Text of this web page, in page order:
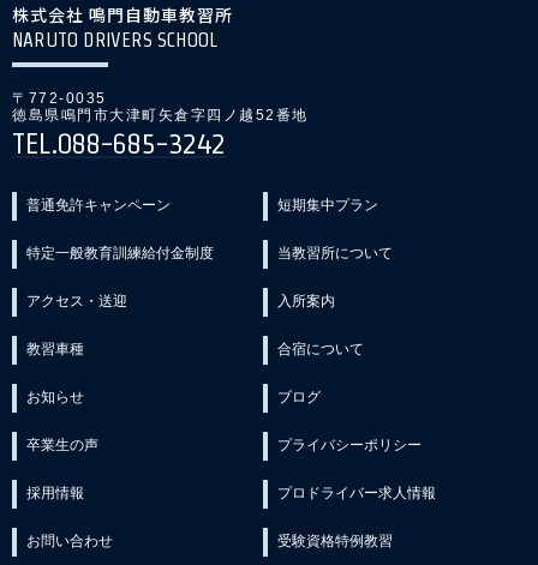
株式会社 鳴門自動車教習所
NARUTO DRIVERS SCHOOL
〒772-0035
徳島県鳴門市大津町矢倉字四ノ越52番地
TEL.088-685-3242
普通免許キャンペーン 短期集中プラン
特定一般教育訓練給付金制度 当教習所について
アクセス・送迎 入所案内
教習車種 合宿について
お知らせ ブログ
卒業生の声 プライバシーポリシー
採用情報 プロドライバー求人情報
お問い合わせ 受験資格特例教習